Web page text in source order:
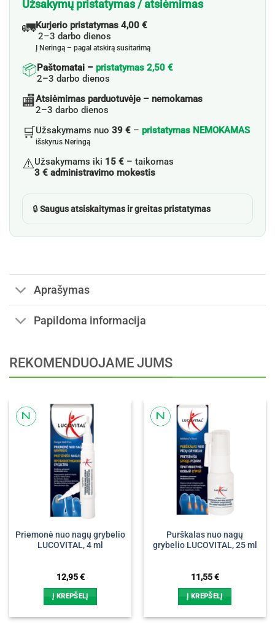
Užsakymų pristatymas / atsiėmimas
🚛Kurjerio pristatymas 4,00 €
2–3 darbo dienos
Į Neringą – pagal atskirą susitarimą
📦Paštomatai – pristatymas 2,50 €
2–3 darbo dienos
🏬Atsiėmimas parduotuvėje – nemokamas
2–3 darbo dienos
🛒Užsakymams nuo 39 € – pristatymas NEMOKAMAS
išskyrus Neringą
⚠️Užsakymams iki 15 € – taikomas
3 € administravimo mokestis
🔒Saugus atsiskaitymas ir greitas pristatymas
Aprašymas
Papildoma informacija
REKOMENDUOJAME JUMS
Priemonė nuo nagų grybelio
LUCOVITAL, 4 ml
12,95€
Į KREPŠELĮ
Purškalas nuo nagų
grybelio LUCOVITAL, 25 ml
11,55€
Į KREPŠELĮ